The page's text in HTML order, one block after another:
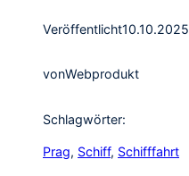
Veröffentlicht10.10.2025
vonWebprodukt
Schlagwörter:
Prag, Schiff, Schifffahrt